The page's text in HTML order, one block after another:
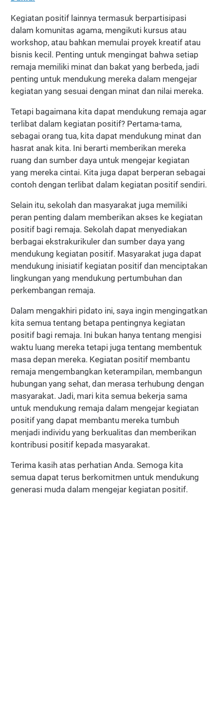
Kegiatan positif lainnya termasuk berpartisipasi
dalam komunitas agama, mengikuti kursus atau
workshop, atau bahkan memulai proyek kreatif atau
bisnis kecil. Penting untuk mengingat bahwa setiap
remaja memiliki minat dan bakat yang berbeda, jadi
penting untuk mendukung mereka dalam mengejar
kegiatan yang sesuai dengan minat dan nilai mereka.
Tetapi bagaimana kita dapat mendukung remaja agar
terlibat dalam kegiatan positif? Pertama-tama,
sebagai orang tua, kita dapat mendukung minat dan
hasrat anak kita. Ini berarti memberikan mereka
ruang dan sumber daya untuk mengejar kegiatan
yang mereka cintai. Kita juga dapat berperan sebagai
contoh dengan terlibat dalam kegiatan positif sendiri.
Selain itu, sekolah dan masyarakat juga memiliki
peran penting dalam memberikan akses ke kegiatan
positif bagi remaja. Sekolah dapat menyediakan
berbagai ekstrakurikuler dan sumber daya yang
mendukung kegiatan positif. Masyarakat juga dapat
mendukung inisiatif kegiatan positif dan menciptakan
lingkungan yang mendukung pertumbuhan dan
perkembangan remaja.
Dalam mengakhiri pidato ini, saya ingin mengingatkan
kita semua tentang betapa pentingnya kegiatan
positif bagi remaja. Ini bukan hanya tentang mengisi
waktu luang mereka tetapi juga tentang membentuk
masa depan mereka. Kegiatan positif membantu
remaja mengembangkan keterampilan, membangun
hubungan yang sehat, dan merasa terhubung dengan
masyarakat. Jadi, mari kita semua bekerja sama
untuk mendukung remaja dalam mengejar kegiatan
positif yang dapat membantu mereka tumbuh
menjadi individu yang berkualitas dan memberikan
kontribusi positif kepada masyarakat.
Terima kasih atas perhatian Anda. Semoga kita
semua dapat terus berkomitmen untuk mendukung
generasi muda dalam mengejar kegiatan positif.